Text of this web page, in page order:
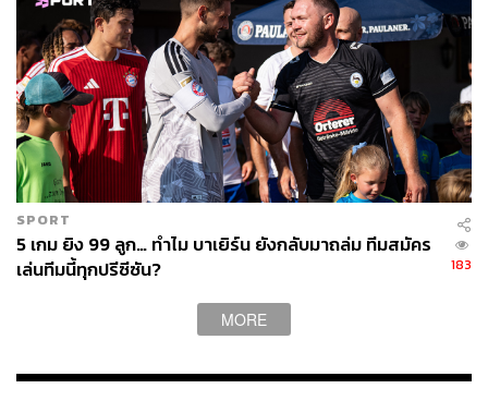
TAGS: ตลาดหุ้น Wall Street
แมนเชสเตอร์ ยูไนเต็ด
กีฬาฟุตบอล
Manchester United
SPORT
5 เกม ยิง 99 ลูก… ทำไม บาเยิร์น ยังกลับมาถล่ม ทีมสมัคร
เล่นทีมนี้ทุกปรีซีซัน?
183
MORE